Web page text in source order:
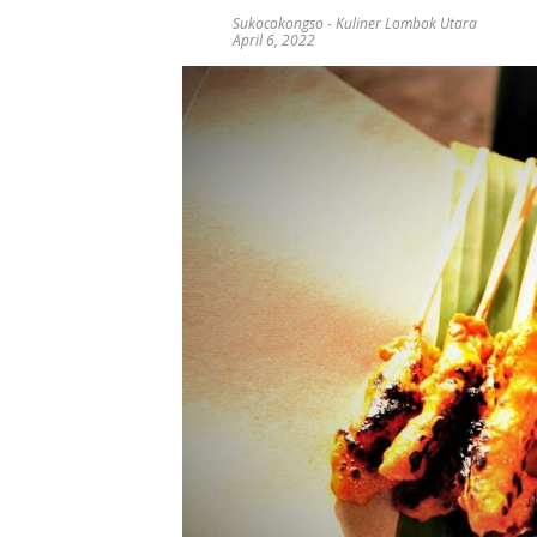
Sukocokongso -Kuliner Lombok Utara
April 6, 2022